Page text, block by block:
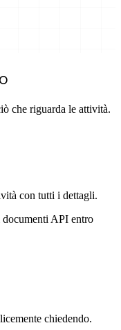
che riguarda le attività.
con tutti i dettagli.
documenti API entro
chiedendo.